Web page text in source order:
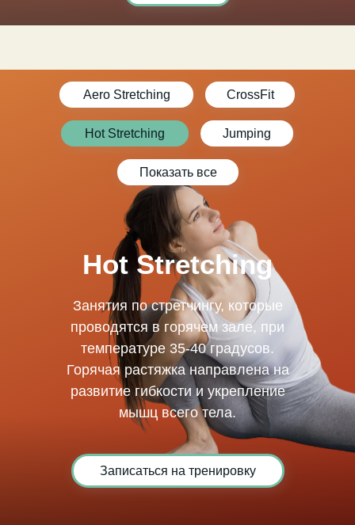
Hot Stretching
Занятия по стретчингу, которые
проводятся в горячем зале, при
температуре 35-40 градусов.
Горячая растяжка направлена на
развитие гибкости и укрепление
мышц всего тела.
Записаться на тренировку
Показать все
CrossFit
Jumping
Aero Stretching
Hot Stretching